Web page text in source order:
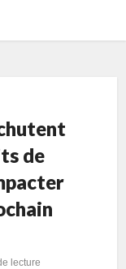
de
lecture